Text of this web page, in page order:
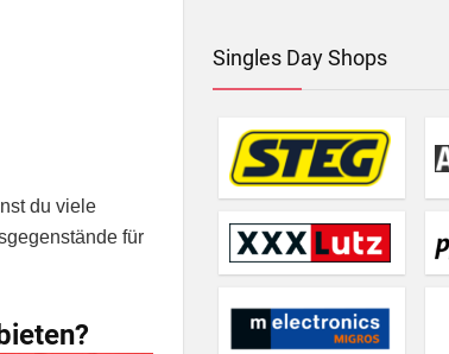
du viele
für
Singles Day Shops